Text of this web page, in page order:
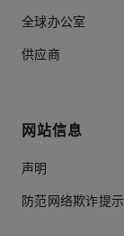
全球办公室
供应商
网站信息
声明
防范网络欺诈提示